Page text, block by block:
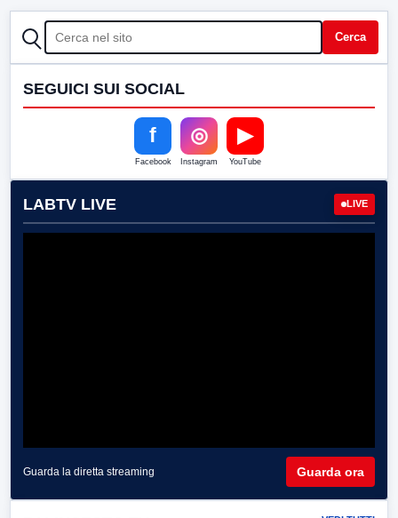
CERCA Cerca
SEGUICI SUI SOCIAL
f
Facebook
◎
Instagram
▶
YouTube
LABTV LIVE LIVE
Guarda la diretta streaming Guarda ora